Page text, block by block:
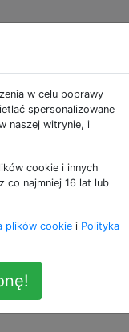
nie odpowiedzieć
w celu poprawy
spersonalizowane
naszej witrynie, i
cookie i innych
co najmniej 16 lat lub
plików cookie i Polityka